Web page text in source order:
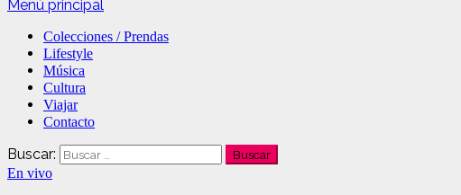
Menú principal
Colecciones / Prendas
Lifestyle
Música
Cultura
Viajar
Contacto
Buscar:
En vivo